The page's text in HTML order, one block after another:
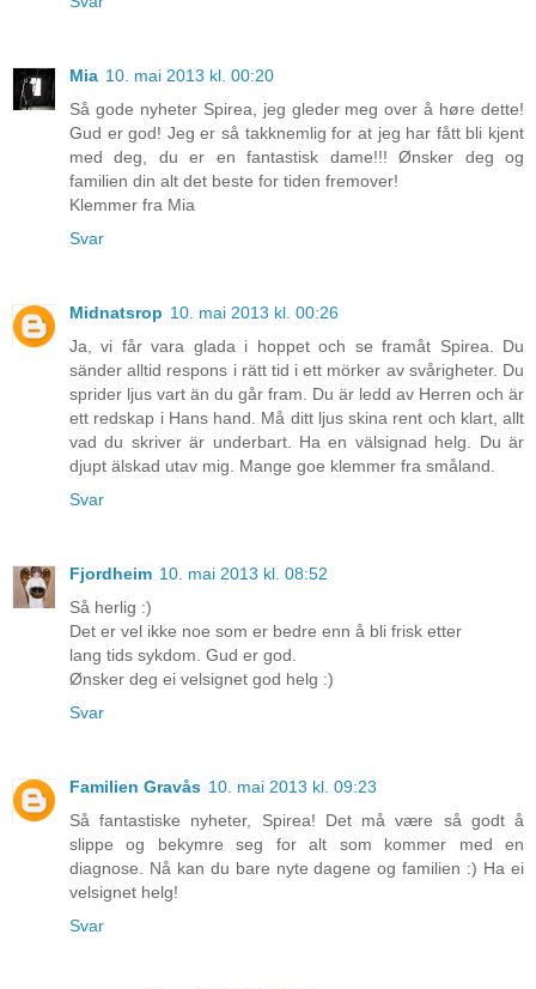
Mia 10. mai 2013 kl. 00:20
Så gode nyheter Spirea, jeg gleder meg over å høre dette!
Gud er god! Jeg er så takknemlig for at jeg har fått bli kjent
med deg, du er en fantastisk dame!!! Ønsker deg og
familien din alt det beste for tiden fremover!
Klemmer fra Mia
Svar
Midnatsrop 10. mai 2013 kl. 00:26
Ja, vi får vara glada i hoppet och se framåt Spirea. Du
sänder alltid respons i rätt tid i ett mörker av svårigheter. Du
sprider ljus vart än du går fram. Du är ledd av Herren och är
ett redskap i Hans hand. Må ditt ljus skina rent och klart, allt
vad du skriver är underbart. Ha en välsignad helg. Du är
djupt älskad utav mig. Mange goe klemmer fra småland.
Svar
Fjordheim 10. mai 2013 kl. 08:52
Så herlig :)
Det er vel ikke noe som er bedre enn å bli frisk etter
lang tids sykdom. Gud er god.
Ønsker deg ei velsignet god helg :)
Svar
Familien Gravås 10. mai 2013 kl. 09:23
Så fantastiske nyheter, Spirea! Det må være så godt å
slippe og bekymre seg for alt som kommer med en
diagnose. Nå kan du bare nyte dagene og familien :) Ha ei
velsignet helg!
Svar